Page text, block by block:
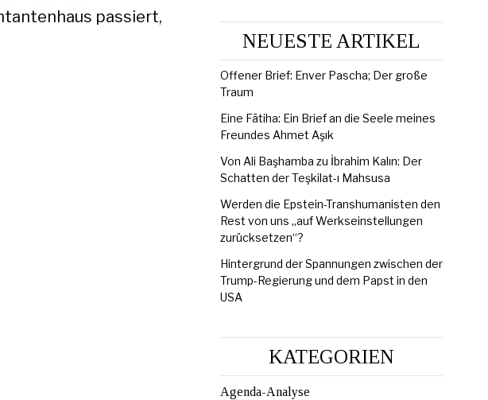
passiert,
NEUESTE ARTIKEL
Offener Brief: Enver Pascha; Der große
Traum
Eine Fātiha: Ein Brief an die Seele meines
Freundes Ahmet Aşık
Von Ali Başhamba zu İbrahim Kalın: Der
Schatten der Teşkilat-ı Mahsusa
Werden die Epstein-Transhumanisten den
Rest von uns „auf Werkseinstellungen
zurücksetzen“?
Hintergrund der Spannungen zwischen der
Trump-Regierung und dem Papst in den
USA
KATEGORIEN
Agenda-Analyse